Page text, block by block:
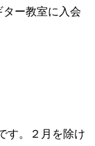
ー教室に入会
す。２月を除け